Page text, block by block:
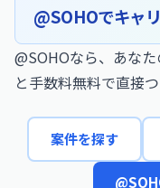
@SOHOでキャ
@SOHOなら、あな
と手数料無料で直接つ
案件を探す